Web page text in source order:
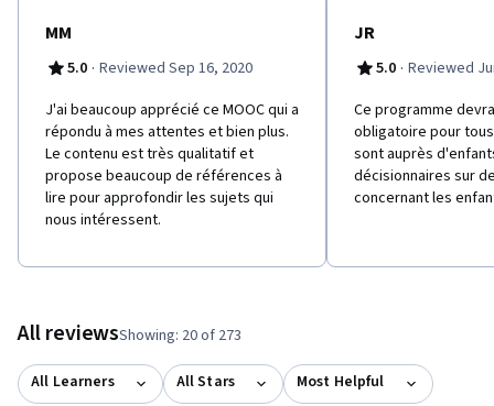
MM
5.0 · Reviewed Sep 16, 2020
J'ai beaucoup apprécié ce MOOC qui a
répondu à mes attentes et bien plus.
Le contenu est très qualitatif et
propose beaucoup de références à
lire pour approfondir les sujets qui
nous intéressent.
JR
5.0 · Reviewed
Ce programme
obligatoire pour
sont auprès
décisionnaires sur
concernant les
All reviewsShowing: 20 of 273
All Learners All Stars Most Helpful